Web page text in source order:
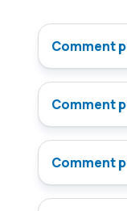
Comment
Comment
Comment